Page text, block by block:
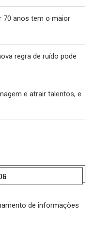
70 anos tem o maior
regra de ruído pode
e atrair talentos, e
de informações